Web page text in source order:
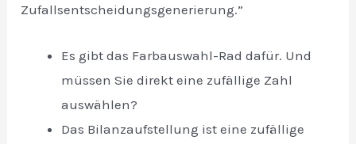
Zufallsentscheidungsgenerierung.”
Es gibt das Farbauswahl-Rad dafür. Und
müssen Sie direkt eine zufällige Zahl
auswählen?
Das Bilanzaufstellung ist eine zufällige